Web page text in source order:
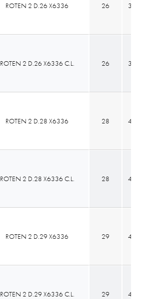
ROTEN 2 D.26 X6336
ROTEN 2 D.26 X6336 C.L.
ROTEN 2 D.28 X6336
ROTEN 2 D.28 X6336 C.L.
ROTEN 2 D.29 X6336
ROTEN 2 D.29 X6336 C.L.
26 38,2
26 38,2
28 43,3
28 43,3
29 43,3
29 43,3